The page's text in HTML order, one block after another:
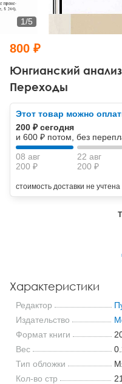
Тревожные
Психодрама
Другие направления
Классический,
НЛП
Психология труда и
Социальная психология
Социальная и
Классический и
Юнгианский
Переходы
1/5
800 ₽
Этот товар можно
200 ₽ сегодня
и 600 ₽ потом, без
08 авг
200 ₽
22 авг
200 ₽
стоимость доставки не учтена
Характеристики
Редактор
Издательство
Формат книги
Вес
Тип обложки
Кол-во стр